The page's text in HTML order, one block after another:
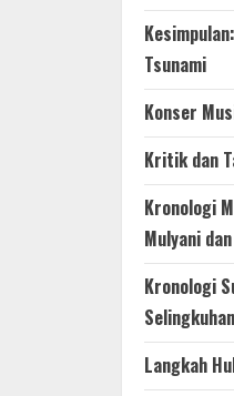
Tsunami
Konser
Kritik dan
Kronologi
Mulyani
Kronologi
Langkah